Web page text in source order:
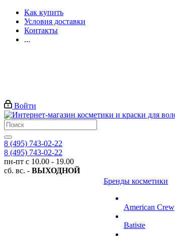
Как купить
Условия доставки
Контакты
...
Войти
8 (495) 743-02-22
8 (495) 743-02-22
пн-пт с 10.00 - 19.00
сб. вс. - ВЫХОДНОЙ
Бренды косметики
American Crew
Batiste